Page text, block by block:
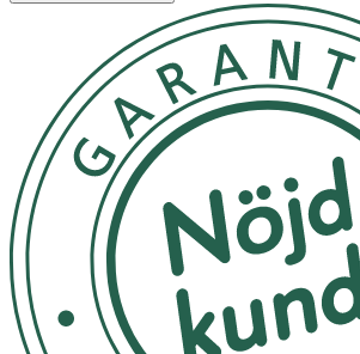
Storlekstabell
XS S L
EU
34 36/38 40/42 44/46
Midja
64
cm
72 cm 88 cm
Stuss
88
cm
96 cm
104
112
Användning